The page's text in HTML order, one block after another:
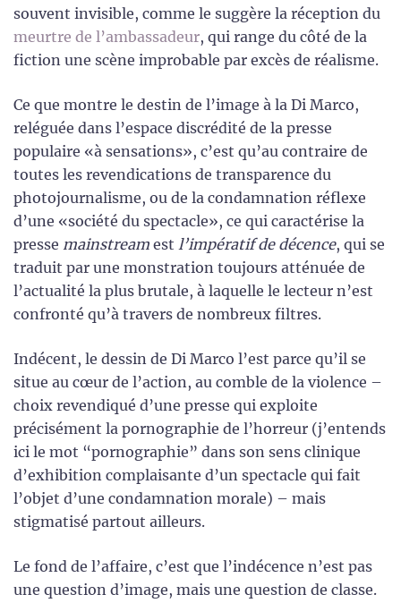
souvent invisible, comme le suggère la réception du
meurtre de l’ambassadeur, qui range du côté de la
fiction une scène improbable par excès de réalisme.
Ce que montre le destin de l’image à la Di Marco,
reléguée dans l’espace discrédité de la presse
populaire «à sensations», c’est qu’au contraire de
toutes les revendications de transparence du
photojournalisme, ou de la condamnation réflexe
d’une «société du spectacle», ce qui caractérise la
presse mainstream est l’impératif de décence, qui se
traduit par une monstration toujours atténuée de
l’actualité la plus brutale, à laquelle le lecteur n’est
confronté qu’à travers de nombreux filtres.
Indécent, le dessin de Di Marco l’est parce qu’il se
situe au cœur de l’action, au comble de la violence –
choix revendiqué d’une presse qui exploite
précisément la pornographie de l’horreur (j’entends
ici le mot “pornographie” dans son sens clinique
d’exhibition complaisante d’un spectacle qui fait
l’objet d’une condamnation morale) – mais
stigmatisé partout ailleurs.
Le fond de l’affaire, c’est que l’indécence n’est pas
une question d’image, mais une question de classe.